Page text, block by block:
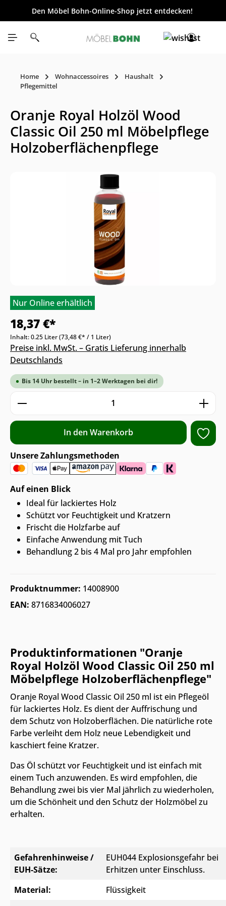
springen
Den Möbel Bohn-Online-Shop jetzt entdecken!
Home Wohnaccessoires
Haushalt
Pflegemittel
Oranje Royal Holzöl Wood
Classic Oil 250 ml Möbelpflege
Holzoberflächenpflege
Nur Online erhältlich
18,37 €*
Inhalt:0.25 Liter(73,48 €* / 1 Liter)
Preise inkl. MwSt. – Gratis Lieferung innerhalb
Deutschlands
Bis 14 Uhr bestellt – in 1–2 Werktagen bei dir!
Produkt Anzahl: Gib den
In den Warenkorb
Unsere Zahlungsmethoden
Auf einen Blick
Ideal für lackiertes Holz
Schützt vor Feuchtigkeit und Kratzern
Frischt die Holzfarbe auf
Einfache Anwendung mit Tuch
Behandlung 2 bis 4 Mal pro Jahr empfohlen
Produktnummer: 14008900
EAN: 8716834006027
Produktinformationen "Oranje
Royal Holzöl Wood Classic Oil 250 ml
Möbelpflege Holzoberflächenpflege"
Oranje Royal Wood Classic Oil 250 ml ist ein Pflegeöl
für lackiertes Holz. Es dient der Auffrischung und
dem Schutz von Holzoberflächen. Die natürliche rote
Farbe verleiht dem Holz neue Lebendigkeit und
kaschiert feine Kratzer.
Das Öl schützt vor Feuchtigkeit und ist einfach mit
einem Tuch anzuwenden. Es wird empfohlen, die
Behandlung zwei bis vier Mal jährlich zu wiederholen,
um die Schönheit und den Schutz der Holzmöbel zu
erhalten.
Gefahrenhinweise /
EUH-Sätze:
EUH044 Explosionsgefahr bei
Erhitzen unter Einschluss.
Material:
Flüssigkeit